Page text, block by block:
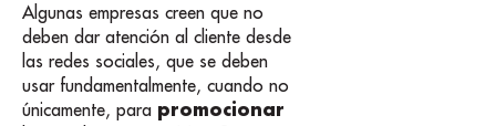
Algunas empresas creen que no
deben dar atención al cliente desde
las redes sociales, que se deben
usar fundamentalmente, cuando no
únicamente, para promocionar